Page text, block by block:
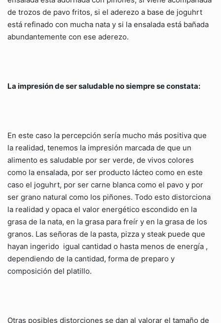
de trozos de pavo fritos, si el aderezo a base de joguhrt
está refinado con mucha nata y si la ensalada está bañada
abundantemente con ese aderezo.
La impresión de ser saludable no siempre se constata:
En este caso la percepción sería mucho más positiva que
la realidad, tenemos la impresión marcada de que un
alimento es saludable por ser verde, de vivos colores
como la ensalada, por ser producto lácteo como en este
caso el joguhrt, por ser carne blanca como el pavo y por
ser grano natural como los piñones. Todo esto distorciona
la realidad y opaca el valor energético escondido en la
grasa de la nata, en la grasa para freír y en la grasa de los
granos. Las señoras de la pasta, pizza y steak puede que
hayan ingerido igual cantidad o hasta menos de energía ,
dependiendo de la cantidad, forma de preparo y
composición del platillo.
Otras posibles distorciones se dan al valorar el tamaño de